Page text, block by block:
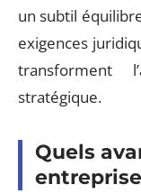
un subtil
exigences
transforment
stratégique.
Quels